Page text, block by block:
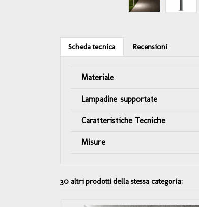
Scheda tecnica Recensioni
Materiale
Lampadine supportate
Caratteristiche Tecniche
Misure
30 altri prodotti della stessa categoria: